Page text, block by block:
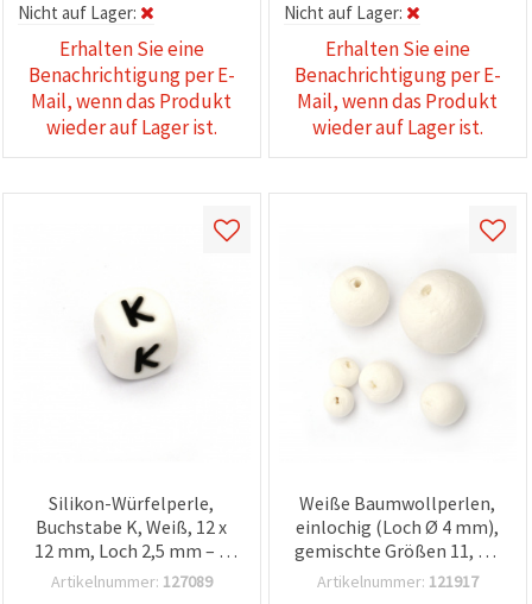
Nicht auf Lager:
Erhalten Sie eine
Benachrichtigung per E-
Mail, wenn das Produkt
wieder auf Lager ist.
Nicht auf Lager:
Erhalten Sie eine
Benachrichtigung per E-
Mail, wenn das Produkt
wieder auf Lager ist.
Silikon-Würfelperle,
Buchstabe K, Weiß, 12 x
12 mm, Loch 2,5 mm – 1
Stück
Artikelnummer: 127089
Weiße Baumwollperlen,
einlochig (Loch Ø 4 mm),
gemischte Größen 11, 15,
20, 25, 30 und 40 mm – 12
Artikelnummer: 121917